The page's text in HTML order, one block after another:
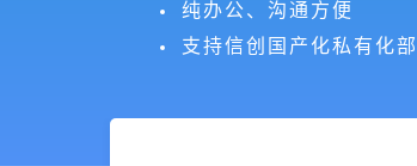
纯办公、沟通方便
支持信创国产化私有化